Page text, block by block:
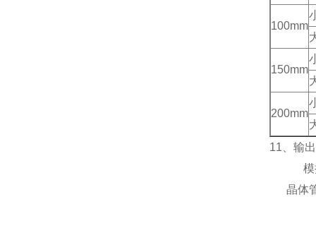
100mm
150mm
200mm
11 、输
晶体